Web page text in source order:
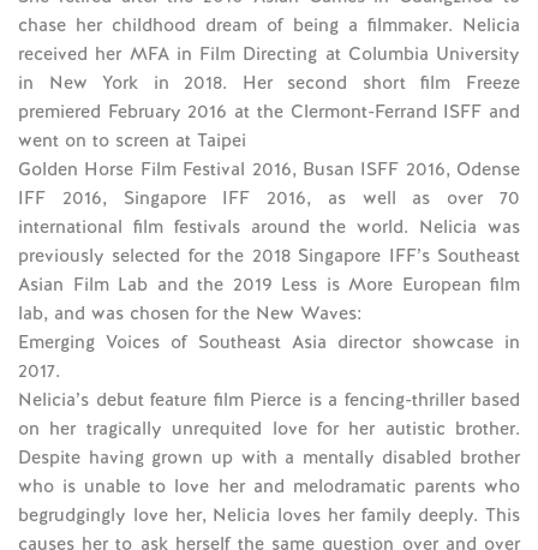
chase her childhood dream of being a filmmaker. Nelicia
received her MFA in Film Directing at Columbia University
in New York in 2018. Her second short film Freeze
premiered February 2016 at the Clermont-Ferrand ISFF and
went on to screen at Taipei
Golden Horse Film Festival 2016, Busan ISFF 2016, Odense
IFF 2016, Singapore IFF 2016, as well as over 70
international film festivals around the world. Nelicia was
previously selected for the 2018 Singapore IFF’s Southeast
Asian Film Lab and the 2019 Less is More European film
lab, and was chosen for the New Waves:
Emerging Voices of Southeast Asia director showcase in
2017.
Nelicia’s debut feature film Pierce is a fencing-thriller based
on her tragically unrequited love for her autistic brother.
Despite having grown up with a mentally disabled brother
who is unable to love her and melodramatic parents who
begrudgingly love her, Nelicia loves her family deeply. This
causes her to ask herself the same question over and over